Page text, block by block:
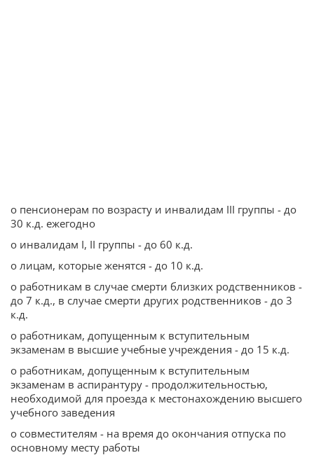
o пенсионерам по возрасту и инвалидам III группы - до
30 к.д. ежегодно
o инвалидам I, II группы - до 60 к.д.
o лицам, которые женятся - до 10 к.д.
o работникам в случае смерти близких родственников -
до 7 к.д., в случае смерти других родственников - до 3
к.д.
o работникам, допущенным к вступительным
экзаменам в высшие учебные учреждения - до 15 к.д.
o работникам, допущенным к вступительным
экзаменам в аспирантуру - продолжительностью,
необходимой для проезда к местонахождению высшего
учебного заведения
o совместителям - на время до окончания отпуска по
основному месту работы